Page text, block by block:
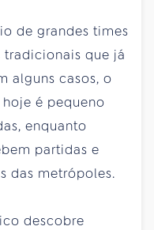
de grandes times
que já
alguns casos, o
é pequeno
enquanto
partidas e
das metrópoles.
descobre